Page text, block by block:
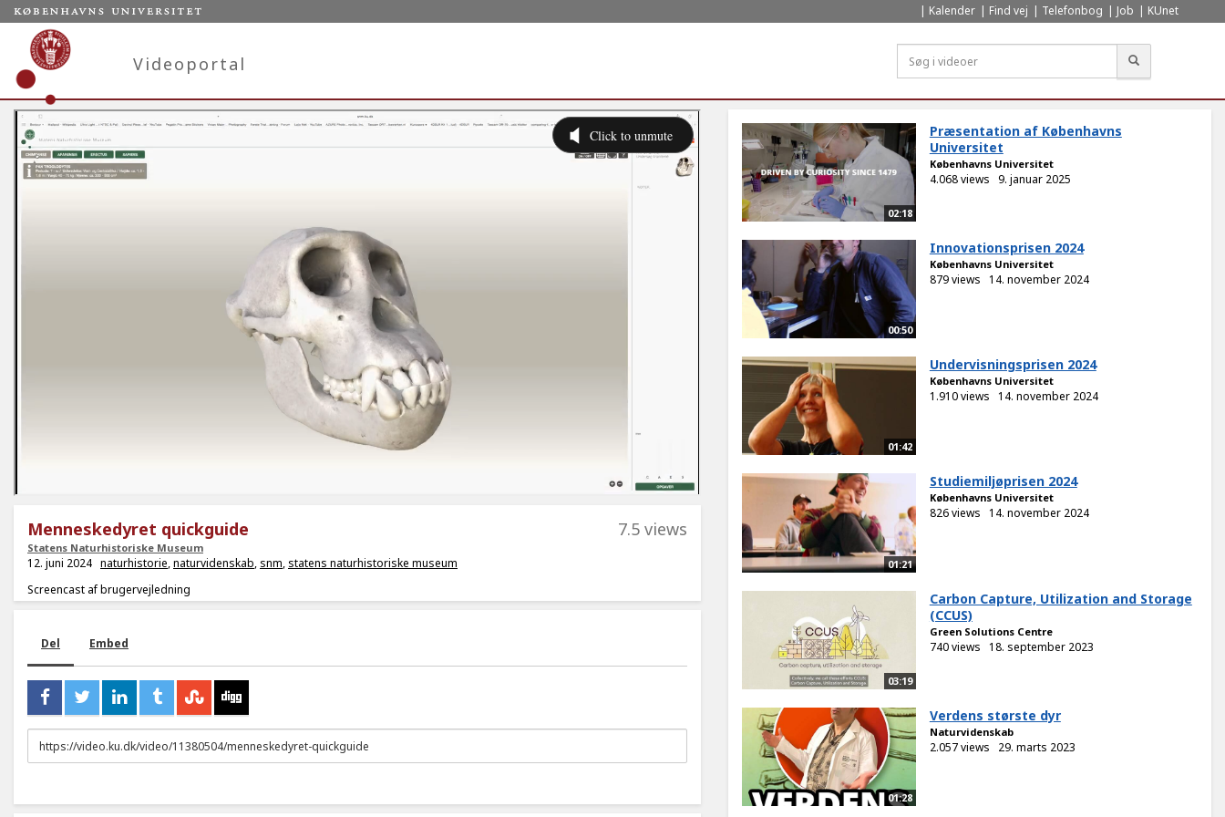
Kalender Find vej Telefonbog Job KUnet
Videoportal
Menneskedyret quickguide
Statens Naturhistoriske Museum
7.5 views
12. juni 2024 naturhistorie,naturvidenskab, snm, statens naturhistoriske museum
Screencast af brugervejledning
Del Embed
URL
to
02:18
Præsentation af Københavns
Universitet
Københavns Universitet
4.068 views 9. januar 2025
00:50
Innovationsprisen 2024
Københavns Universitet
879 views 14. november 2024
01:42
Undervisningsprisen 2024
Københavns Universitet
1.910 views 14. november 2024
01:21
Studiemiljøprisen 2024
Københavns Universitet
826 views 14. november 2024
03:19
Carbon Capture, Utilization and Storage
(CCUS)
Green Solutions Centre
740 views 18. september 2023
01:28
Verdens største dyr
Naturvidenskab
2.057 views 29. marts 2023